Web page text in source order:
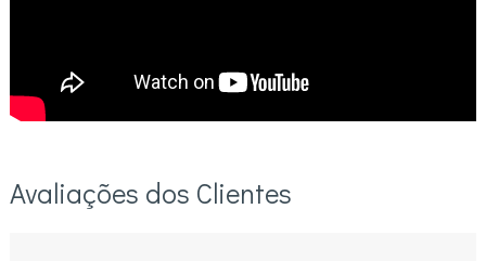
Avaliações dos Clientes